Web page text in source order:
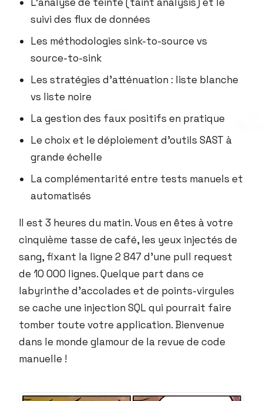
suivi des flux de données
Les méthodologies sink-to-source vs
source-to-sink
Les stratégies d’atténuation : liste blanche
vs liste noire
La gestion des faux positifs en pratique
Le choix et le déploiement d’outils SAST à
grande échelle
La complémentarité entre tests manuels et
automatisés
Il est 3 heures du matin. Vous en êtes à votre
cinquième tasse de café, les yeux injectés de
sang, fixant la ligne 2 847 d’une pull request
de 10 000 lignes. Quelque part dans ce
labyrinthe d’accolades et de points-virgules
se cache une injection SQL qui pourrait faire
tomber toute votre application. Bienvenue
dans le monde glamour de la revue de code
manuelle !